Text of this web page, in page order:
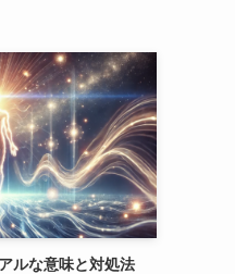
ルな意味と対処法